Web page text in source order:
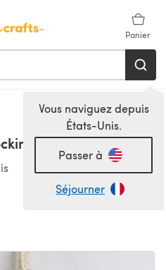
Panier
Vous naviguez depuis
États-Unis.
Passer à
Séjourner